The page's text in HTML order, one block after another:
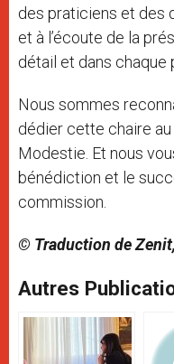
des praticiens et des
et à l’écoute de la
détail et dans chaque
Nous sommes
dédier cette chaire
Modestie. Et nous
bénédiction et le
commission.
© Traduction de
Autres